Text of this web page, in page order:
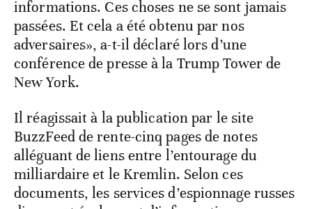
informations. Ces choses ne se sont jamais
passées. Et cela a été obtenu par nos
adversaires», a-t-il déclaré lors d’une
conférence de presse à la Trump Tower de
New York.
Il réagissait à la publication par le site
BuzzFeed de rente-cinq pages de notes
alléguant de liens entre l’entourage du
milliardaire et le Kremlin. Selon ces
documents, les services d’espionnage russes